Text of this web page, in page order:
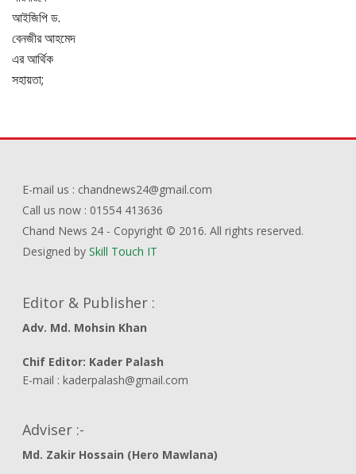
E-mail us : chandnews24@gmail.com
Call us now : 01554 413636
Chand News 24 - Copyright © 2016. All rights reserved.
Designed bySkill Touch IT
Editor & Publisher :
Adv. Md. Mohsin Khan
Chif Editor: Kader Palash
E-mail : kaderpalash@gmail.com
Adviser :-
Md. Zakir Hossain (Hero Mawlana)